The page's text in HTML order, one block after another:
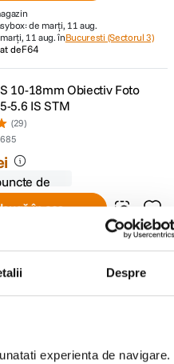
Despre
experienta de navigare.
de marți, 11 aug.
11 aug. înBucuresti (Sectorul 3)
deF64
10-18mm Obiectiv Foto
5.6 IS STM
(29)
de
în coș
de miercuri, 12 aug.
deF64